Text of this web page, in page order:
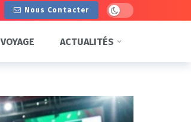
Nous Contacter Dark mode
VOYAGE ACTUALITÉS